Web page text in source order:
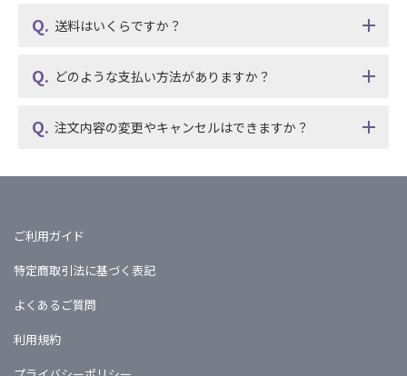
送料はいくらですか？
どのような支払い方法がありますか？
注文内容の変更やキャンセルはできますか？
ご利用ガイド
特定商取引法に基づく表記
よくあるご質問
利用規約